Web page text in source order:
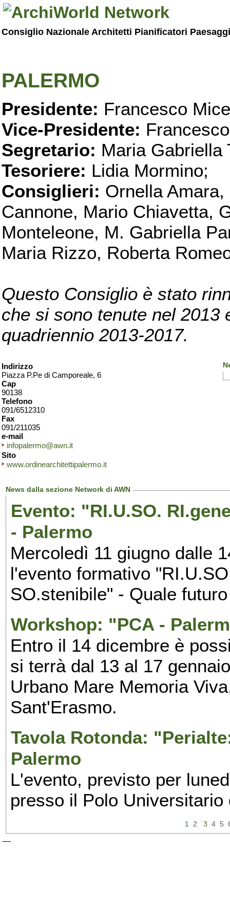
Consiglio Nazionale Architetti Pianificatori
PALERMO
Presidente: Francesco
Vice-Presidente:
Segretario: Maria Gabriella
Tesoriere: Lidia Mormino;
Consiglieri: Ornella
Cannone, Mario Chiavetta,
Monteleone, M. Gabriella
Maria Rizzo, Roberta
Questo Consiglio è stato
che si sono tenute nel 2013
quadriennio 2013-2017.
Indirizzo
Piazza P.Pe di Camporeale, 6
Cap
90138
Telefono
091/6512310
Fax
091/211035
e-mail
infopalermo@awn.it
Sito
www.ordinearchitettipalermo.it
News dalla sezione Network di AWN
Evento: "RI.U.SO.
- Palermo
Mercoledì 11 giugno dalle
l'evento formativo
SO.stenibile" - Quale
Workshop: "PCA -
Entro il 14 dicembre è
si terrà dal 13 al 17
Urbano Mare Memoria
Sant'Erasmo.
Tavola Rotonda:
Palermo
L'evento, previsto per
presso il Polo Universitario
1 2 3 4 5